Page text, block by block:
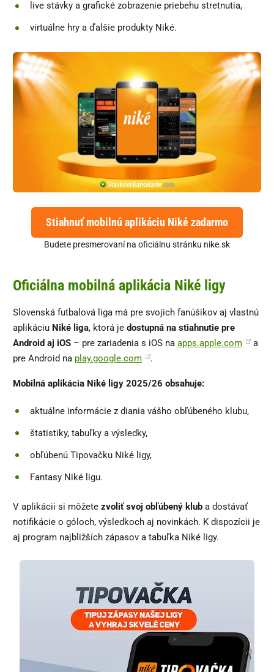
live stávky a grafické zobrazenie priebehu stretnutia,
virtuálne hry a ďalšie produkty Niké.
Stiahnuť mobilnú aplikáciu Niké zadarmo
Budete presmerovaní na oficiálnu stránku nike.sk
Oficiálna mobilná aplikácia Niké ligy
Slovenská futbalová liga má pre svojich fanúšikov aj vlastnú
aplikáciu Niké liga, ktorá je dostupná na stiahnutie pre
Android aj iOS – pre zariadenia s iOS na apps.apple.com
a
pre Android na play.google.com .
Mobilná aplikácia Niké ligy 2025/26 obsahuje:
aktuálne informácie z diania vášho obľúbeného klubu,
štatistiky, tabuľky a výsledky,
obľúbenú Tipovačku Niké ligy,
Fantasy Niké ligu.
V aplikácii si môžete zvoliť svoj obľúbený klub a dostávať
notifikácie o góloch, výsledkoch aj novinkách. K dispozícii je
aj program najbližších zápasov a tabuľka Niké ligy.